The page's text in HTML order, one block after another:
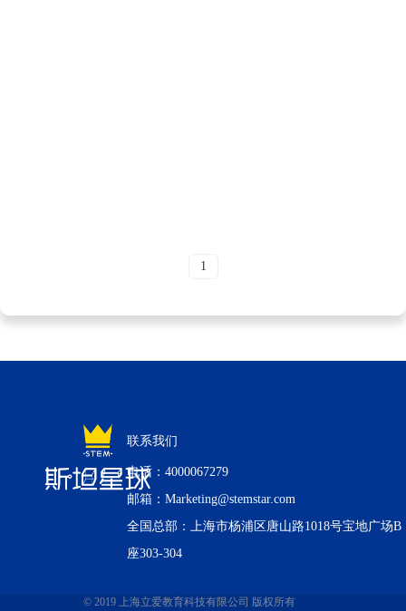
1
联系我们
电话：4000067279
邮箱：Marketing@stemstar.com
全国总部：上海市杨浦区唐山路1018号宝地广场B
座303-304
© 2019 上海立爱教育科技有限公司 版权所有